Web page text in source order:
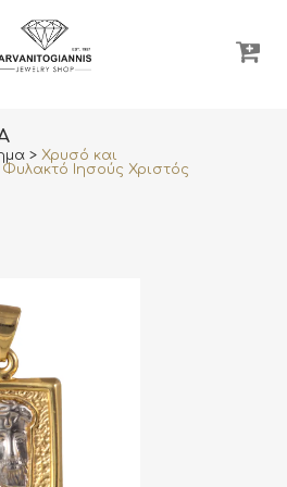
> Χρυσό και
Ιησούς Χριστός